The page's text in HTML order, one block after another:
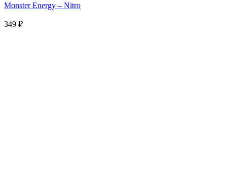
Monster Energy – Nitro
349 ₽